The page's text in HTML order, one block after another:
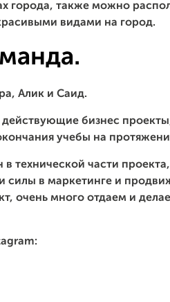
города, также можно
видами на город.
Алик и Саид.
действующие бизнес
учебы на
технической части
силы в маркетинге и
очень много отдаем и